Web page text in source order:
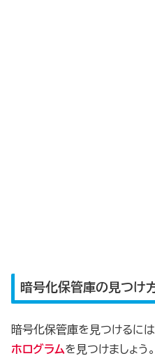
暗号化保管庫の見つけ
暗号化保管庫を見つけるに
ホログラムを見つけましょう